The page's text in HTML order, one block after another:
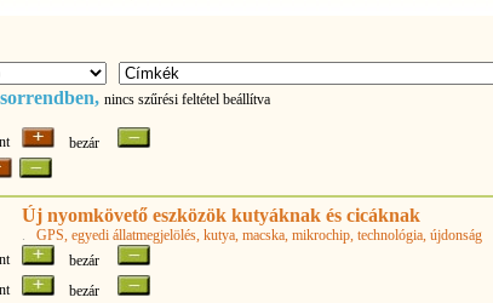
nincs szűrési feltétel beállítva
bezár
Új nyomkövető eszközök kutyáknak és cicáknak
. GPS, egyedi állatmegjelölés, kutya, macska, mikrochip, technológia, újdonság
bezár
bezár